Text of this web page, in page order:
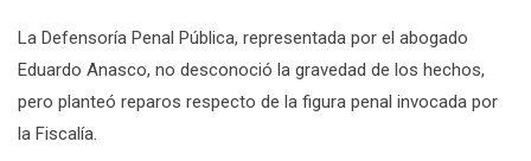
La Defensoría Penal Pública, representada por el abogado
Eduardo Anasco, no desconoció la gravedad de los hechos,
pero planteó reparos respecto de la figura penal invocada por
la Fiscalía.